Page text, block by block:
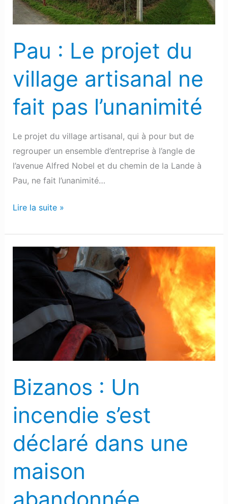
Pau : Le projet du
village artisanal ne
fait pas l’unanimité
Le projet du village artisanal, qui à pour but de
regrouper un ensemble d’entreprise à l’angle de
l’avenue Alfred Nobel et du chemin de la Lande à
Pau, ne fait l’unanimité…
artisanal
ne
pas
Lire la suite »
Bizanos : Un
incendie s’est
déclaré dans une
maison
s’est
déclaré
dans
abandonnée